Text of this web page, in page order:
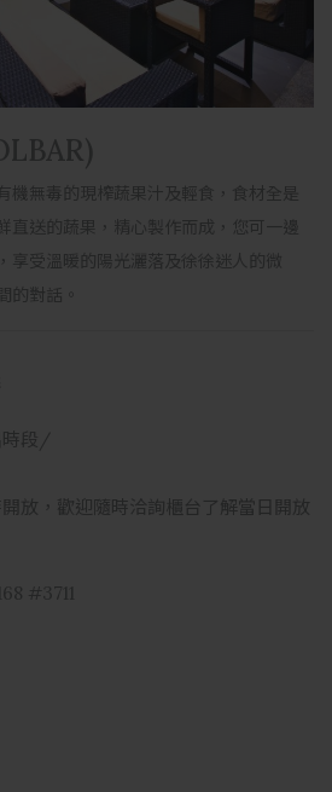
機無毒的現榨蔬果汁及輕食，食材全是
直送的蔬果，精心製作而成，您可一邊
享受溫暖的陽光灑落及徐徐迷人的微
對話。
段/
開放，歡迎隨時洽詢櫃台了解當日開放
#3711